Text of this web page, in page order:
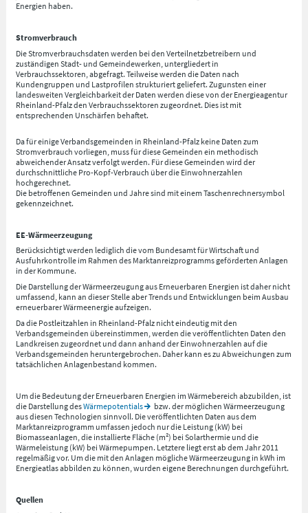
Energien haben.
Stromverbrauch
Die Stromverbrauchsdaten werden bei den Verteilnetzbetreibern und
zuständigen Stadt- und Gemeindewerken, untergliedert in
Verbrauchssektoren, abgefragt. Teilweise werden die Daten nach
Kundengruppen und Lastprofilen strukturiert geliefert. Zugunsten einer
landesweiten Vergleichbarkeit der Daten werden diese von der Energieagentur
Rheinland-Pfalz den Verbrauchssektoren zugeordnet. Dies ist mit
entsprechenden Unschärfen behaftet.
Da für einige Verbandsgemeinden in Rheinland-Pfalz keine Daten zum
Stromverbrauch vorliegen, muss für diese Gemeinden ein methodisch
abweichender Ansatz verfolgt werden. Für diese Gemeinden wird der
durchschnittliche Pro-Kopf-Verbrauch über die Einwohnerzahlen
hochgerechnet.
Die betroffenen Gemeinden und Jahre sind mit einem Taschenrechnersymbol
gekennzeichnet.
EE-Wärmeerzeugung
Berücksichtigt werden lediglich die vom Bundesamt für Wirtschaft und
Ausfuhrkontrolle im Rahmen des Marktanreizprogramms geförderten Anlagen
in der Kommune.
Die Darstellung der Wärmeerzeugung aus Erneuerbaren Energien ist daher nicht
umfassend, kann an dieser Stelle aber Trends und Entwicklungen beim Ausbau
erneuerbarer Wärmeenergie aufzeigen.
Da die Postleitzahlen in Rheinland-Pfalz nicht eindeutig mit den
Verbandsgemeinden übereinstimmen, werden die veröffentlichten Daten den
Landkreisen zugeordnet und dann anhand der Einwohnerzahlen auf die
Verbandsgemeinden heruntergebrochen. Daher kann es zu Abweichungen zum
tatsächlichen Anlagenbestand kommen.
Um die Bedeutung der Erneuerbaren Energien im Wärmebereich abzubilden, ist
die Darstellung desWärmepotentials
bzw. der möglichen Wärmeerzeugung
aus diesen Technologien sinnvoll. Die veröffentlichten Daten aus dem
Marktanreizprogramm umfassen jedoch nur die Leistung (kW) bei
Biomasseanlagen, die installierte Fläche (m²) bei Solarthermie und die
Wärmeleistung (kW) bei Wärmepumpen. Letztere liegt erst ab dem Jahr 2011
regelmäßig vor. Um die mit den Anlagen mögliche Wärmeerzeugung in kWh im
Energieatlas abbilden zu können, wurden eigene Berechnungen durchgeführt.
Quellen